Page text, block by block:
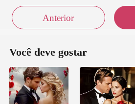
Anterior
Você deve gostar